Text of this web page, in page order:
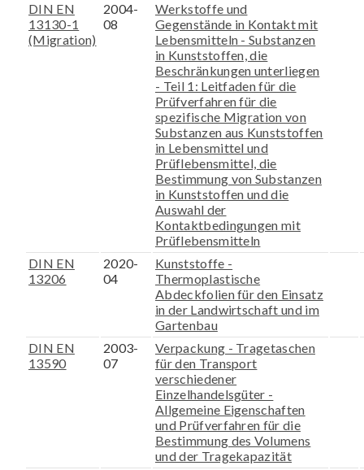
DIN EN
13130-1
(Migration)
2004-
08
Werkstoffe und
Gegenstände in Kontakt mit
Lebensmitteln - Substanzen
in Kunststoffen, die
Beschränkungen unterliegen
- Teil 1: Leitfaden für die
Prüfverfahren für die
spezifische Migration von
Substanzen aus Kunststoffen
in Lebensmittel und
Prüflebensmittel, die
Bestimmung von Substanzen
in Kunststoffen und die
Auswahl der
Kontaktbedingungen mit
Prüflebensmitteln
DIN EN
13206
2020-
04
Kunststoffe -
Thermoplastische
Abdeckfolien für den Einsatz
in der Landwirtschaft und im
Gartenbau
DIN EN
13590
2003-
07
Verpackung - Tragetaschen
für den Transport
verschiedener
Einzelhandelsgüter -
Allgemeine Eigenschaften
und Prüfverfahren für die
Bestimmung des Volumens
und der Tragekapazität